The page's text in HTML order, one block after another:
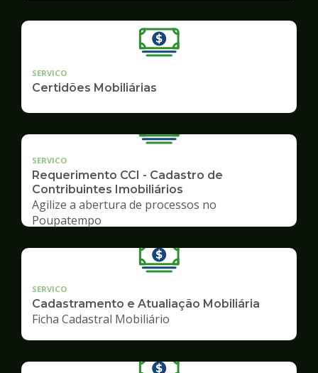
SERVICO
Certidões Mobiliárias
SERVICO
Requerimento CCI - Cadastro de
Contribuintes Imobiliários
Agilize a abertura de processos no
Poupatempo
SERVICO
Cadastramento e Atualiação Mobiliária
Ficha Cadastral Mobiliário